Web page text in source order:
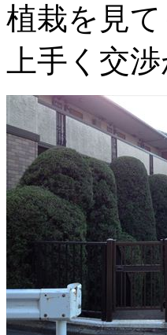
植栽を見
上手く交